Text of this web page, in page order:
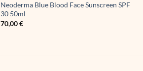
Neoderma Blue Blood Face Sunscreen SPF
30 50ml
70,00€